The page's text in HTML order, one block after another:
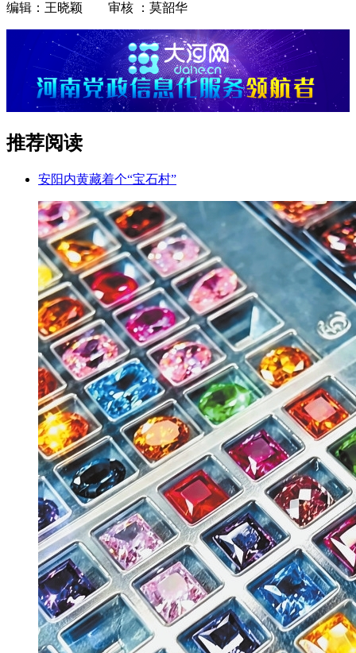
编辑：王晓颖 审核 ：莫韶华
推荐阅读
安阳内黄藏着个“宝石村”